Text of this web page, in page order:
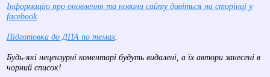
Інформацію про оновлення та новини сайту дивіться на сторінці у
facebook.
Підготовка до ДПА по темах.
Будь-які нецензурні коментарі будуть видалені, а їх автори занесені в
чорний список!